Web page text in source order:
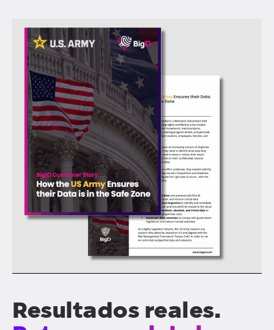
Resultados reales.